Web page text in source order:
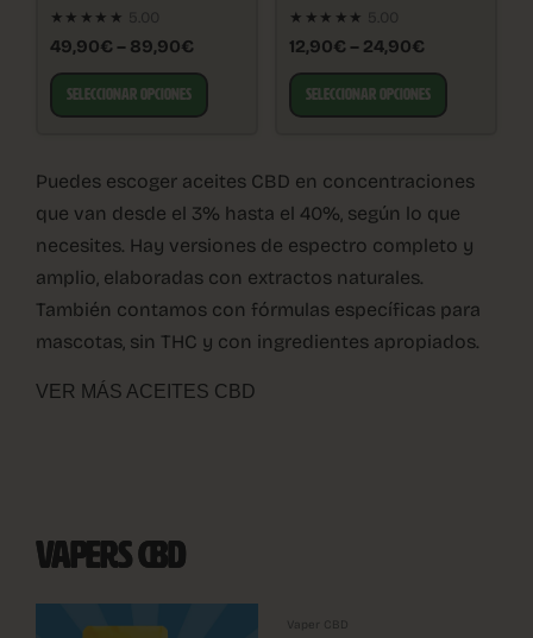
★★★★★ 5.00
49,90€ – 89,90€
SELECCIONAR OPCIONES
★★★★★ 5.00
12,90€ – 24,90€
SELECCIONAR OPCIONES
Puedes escoger aceites CBD en concentraciones
que van desde el 3% hasta el 40%, según lo que
necesites. Hay versiones de espectro completo y
amplio, elaboradas con extractos naturales.
También contamos con fórmulas específicas para
mascotas, sin THC y con ingredientes apropiados.
VER MÁS ACEITES CBD
VAPERS CBD
Vaper CBD